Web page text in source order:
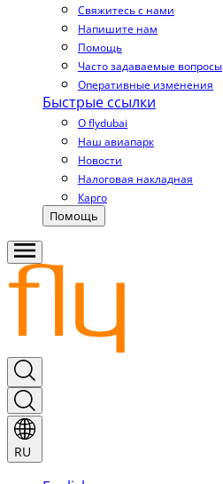
Свяжитесь с нами
Напишите нам
Помощь
Часто задаваемые вопросы
Оперативные изменения
Быстрые ссылки
О flydubai
Наш авиапарк
Новости
Налоговая накладная
Карго
Помощь
RU